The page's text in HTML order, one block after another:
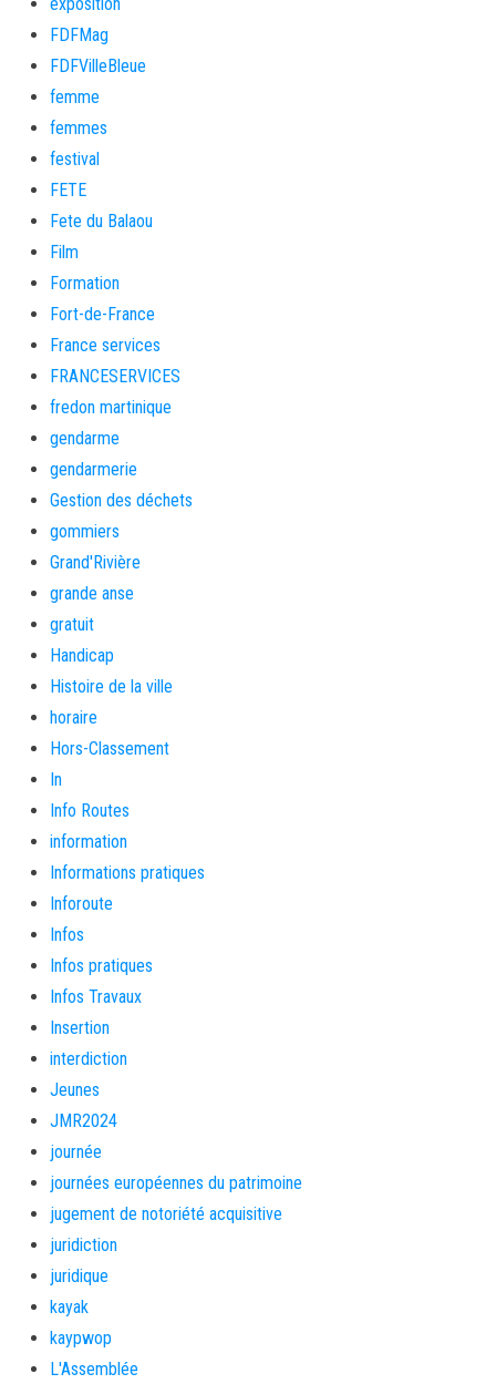
FDFMag
FDFVilleBleue
femme
femmes
festival
FETE
Fete du Balaou
Film
Formation
Fort-de-France
France services
FRANCESERVICES
fredon martinique
gendarme
gendarmerie
Gestion des déchets
gommiers
Grand'Rivière
grande anse
gratuit
Handicap
Histoire de la ville
horaire
Hors-Classement
In
Info Routes
information
Informations pratiques
Inforoute
Infos
Infos pratiques
Infos Travaux
Insertion
interdiction
Jeunes
JMR2024
journée
journées européennes du patrimoine
jugement de notoriété acquisitive
juridiction
juridique
kayak
kaypwop
L'Assemblée